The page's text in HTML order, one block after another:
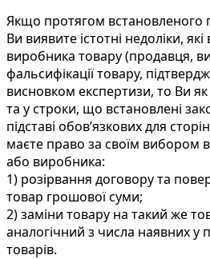
Якщо протягом встановленого
Ви виявите істотні недоліки,
виробника товару (продавця,
фальсифікації товару,
висновком експертизи, то Ви
та у строки, що встановлені
підставі обов’язкових для
маєте право за своїм вибором
або виробника:
1) розірвання договору та
товар грошової суми;
2) заміни товару на такий же
аналогічний з числа наявних у
товарів.